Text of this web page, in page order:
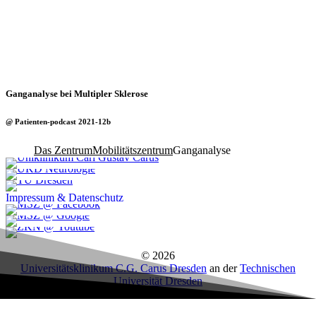
Ganganalyse bei Multipler Sklerose
@ Patienten-podcast 2021-12b
Das ZentrumMobilitätszentrumGanganalyse
Impressum & Datenschutz
© 2026
Universitätsklinikum C.G. Carus Dresden an derTechnischen
Universität Dresden